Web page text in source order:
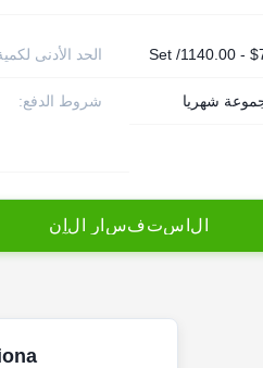
الحد الأدنى
شروط الدفع:
ل ستفس ر ل ن